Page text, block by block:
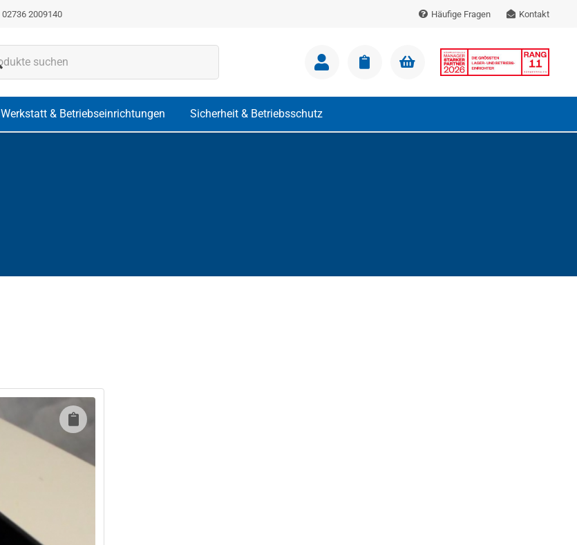
02736 2009140 Häufige Fragen Kontakt
Werkstatt & Betriebseinrichtungen Sicherheit & Betriebsschutz